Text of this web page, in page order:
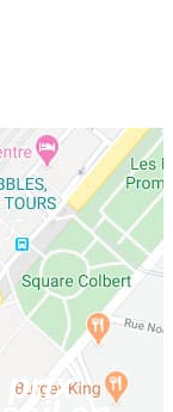
prix